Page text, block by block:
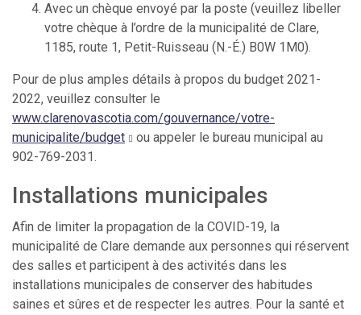
Avec un chèque envoyé par la poste (veuillez libeller
votre chèque à l’ordre de la municipalité de Clare,
1185, route 1, Petit-Ruisseau (N.-É.) B0W 1M0).
Pour de plus amples détails à propos du budget 2021-
2022, veuillez consulter le
www.clarenovascotia.com/gouvernance/votre-
municipalite/budget
ou appeler le bureau municipal au
902-769-2031.
Installations municipales
Afin de limiter la propagation de la COVID-19, la
municipalité de Clare demande aux personnes qui réservent
des salles et participent à des activités dans les
installations municipales de conserver des habitudes
saines et sûres et de respecter les autres. Pour la santé et